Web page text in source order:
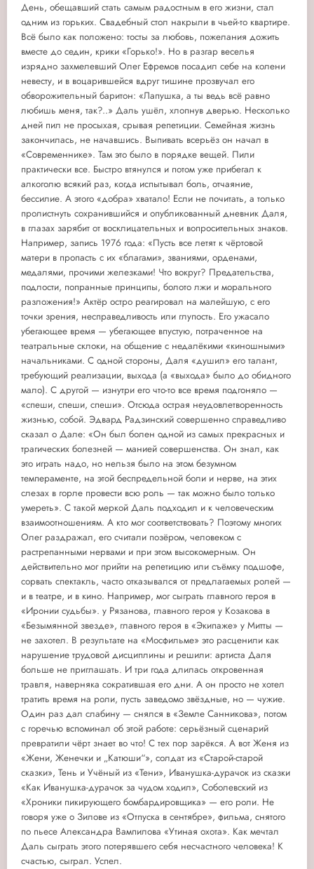
День, обещавший стать самым радостным в его жизни, стал
одним из горьких. Свадебный стол накрыли в чьей-то квартире.
Всё было как положено: тосты за любовь, пожелания дожить
вместе до седин, крики «Горько!». Но в разгар веселья
изрядно захмелевший Олег Ефремов посадил себе на колени
невесту, и в воцарившейся вдруг тишине прозвучал его
обворожительный баритон: «Лапушка, а ты ведь всё равно
любишь меня, так?..» Даль ушёл, хлопнув дверью. Несколько
дней пил не просыхая, срывая репетиции. Семейная жизнь
закончилась, не начавшись. Выпивать всерьёз он начал в
«Современнике». Там это было в порядке вещей. Пили
практически все. Быстро втянулся и потом уже прибегал к
алкоголю всякий раз, когда испытывал боль, отчаяние,
бессилие. А этого «добра» хватало! Если не почитать, а только
пролистнуть сохранившийся и опубликованный дневник Даля,
в глазах зарябит от восклицательных и вопросительных знаков.
Например, запись 1976 года: «Пусть все летят к чёртовой
матери в пропасть с их «благами», званиями, орденами,
медалями, прочими железками! Что вокруг? Предательства,
подлости, попранные принципы, болото лжи и морального
разложения!» Актёр остро реагировал на малейшую, с его
точки зрения, несправедливость или глупость. Его ужасало
убегающее время — убегающее впустую, потраченное на
театральные склоки, на общение с недалёкими «киношными»
начальниками. С одной стороны, Даля «душил» его талант,
требующий реализации, выхода (а «выхода» было до обидного
мало). С другой — изнутри его что-то все время подгоняло —
«спеши, спеши, спеши». Отсюда острая неудовлетворенность
жизнью, собой. Эдвард Радзинский совершенно справедливо
сказал о Дале: «Он был болен одной из самых прекрасных и
трагических болезней — манией совершенства. Он знал, как
это играть надо, но нельзя было на этом безумном
темпераменте, на этой беспредельной боли и нерве, на этих
слезах в горле провести всю роль — так можно было только
умереть». С такой меркой Даль подходил и к человеческим
взаимоотношениям. А кто мог соответствовать? Поэтому многих
Олег раздражал, его считали позёром, человеком с
растрепанными нервами и при этом высокомерным. Он
действительно мог прийти на репетицию или съёмку подшофе,
сорвать спектакль, часто отказывался от предлагаемых ролей —
и в театре, и в кино. Например, мог сыграть главного героя в
«Иронии судьбы». у Рязанова, главного героя у Козакова в
«Безымянной звезде», главного героя в «Экипаже» у Митты —
не захотел. В результате на «Мосфильме» это расценили как
нарушение трудовой дисциплины и решили: артиста Даля
больше не приглашать. И три года длилась откровенная
травля, наверняка сократившая его дни. А он просто не хотел
тратить время на роли, пусть заведомо звёздные, но — чужие.
Один раз дал слабину — снялся в «Земле Санникова», потом
с горечью вспоминал об этой работе: серьёзный сценарий
превратили чёрт знает во что! С тех пор зарёкся. А вот Женя из
«Жени, Женечки и „Катюши“», солдат из «Старой-старой
сказки», Тень и Учёный из «Тени», Иванушка-дурачок из сказки
«Как Иванушка-дурачок за чудом ходил», Соболевский из
«Хроники пикирующего бомбардировщика» — его роли. Не
говоря уже о Зилове из «Отпуска в сентябре», фильма, снятого
по пьесе Александра Вампилова «Утиная охота». Как мечтал
Даль сыграть этого потерявшего себя несчастного человека! К
счастью, сыграл. Успел.